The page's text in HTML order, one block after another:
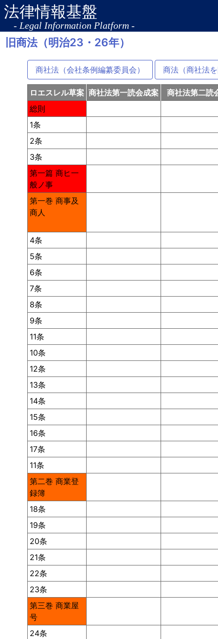
法律情報基盤
- Legal Information Platform -
旧商法（明治23・26年）
商社法（会社条例編纂委員会） 商法（商社法
ロエスレル草案 商社法第一読会成案
商社法第二読
総則
1条
2条
3条
第一篇 商ヒ一
般ノ事
第一巻 商事及
商人
4条
5条
6条
7条
8条
9条
11条
10条
12条
13条
14条
15条
16条
17条
11条
第二巻 商業登
録簿
18条
19条
20条
21条
22条
23条
第三巻 商業屋
号
24条